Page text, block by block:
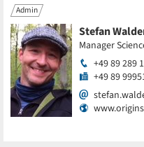
Admin
Stefan
Manager
+49 89 289
+49 89